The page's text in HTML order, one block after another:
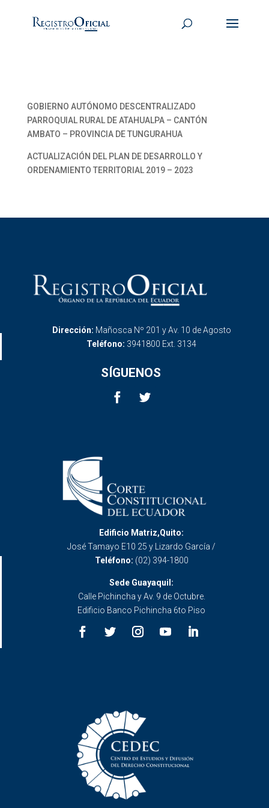
GOBIERNO AUTÓNOMO DESCENTRALIZADO
PARROQUIAL RURAL DE ATAHUALPA – CANTÓN
AMBATO – PROVINCIA DE TUNGURAHUA
ACTUALIZACIÓN DEL PLAN DE DESARROLLO Y
ORDENAMIENTO TERRITORIAL 2019 – 2023
Dirección: Mañosca Nº 201 y Av. 10 de Agosto
Teléfono: 3941800 Ext. 3134
SÍGUENOS
Edificio Matriz,Quito:
José Tamayo E10 25 y Lizardo García /
Teléfono: (02) 394-1800
Sede Guayaquil:
Calle Pichincha y Av. 9 de Octubre.
Edificio Banco Pichincha 6to Piso